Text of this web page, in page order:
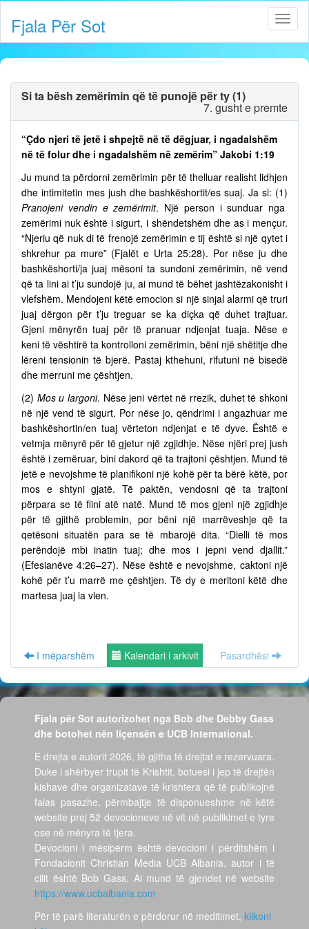
Fjala Për Sot
Si ta bësh zemërimin që të punojë për ty (1)
7. gusht e premte
“Çdo njeri të jetë i shpejtë në të dëgjuar, i ngadalshëm
në të folur dhe i ngadalshëm në zemërim” Jakobi 1:19
Ju mund ta përdorni zemërimin për të thelluar realisht lidhjen
dhe intimitetin mes jush dhe bashkëshortit/es suaj. Ja si: (1)
Pranojeni vendin e zemërimit. Një person i sunduar nga
zemërimi nuk është i sigurt, i shëndetshëm dhe as i mençur.
“Njeriu që nuk di të frenojë zemërimin e tij është si një qytet i
shkrehur pa mure” (Fjalët e Urta 25:28). Por nëse ju dhe
bashkëshorti/ja juaj mësoni ta sundoni zemërimin, në vend
që ta lini ai t’ju sundojë ju, ai mund të bëhet jashtëzakonisht i
vlefshëm. Mendojeni këtë emocion si një sinjal alarmi që truri
juaj dërgon për t’ju treguar se ka diçka që duhet trajtuar.
Gjeni mënyrën tuaj për të pranuar ndjenjat tuaja. Nëse e
keni të vështirë ta kontrolloni zemërimin, bëni një shëtitje dhe
lëreni tensionin të bjerë. Pastaj kthehuni, rifutuni në bisedë
dhe merruni me çështjen.
(2) Mos u largoni. Nëse jeni vërtet në rrezik, duhet të shkoni
në një vend të sigurt. Por nëse jo, qëndrimi i angazhuar me
bashkëshortin/en tuaj vërteton ndjenjat e të dyve. Është e
vetmja mënyrë për të gjetur një zgjidhje. Nëse njëri prej jush
është i zemëruar, bini dakord që ta trajtoni çështjen. Mund të
jetë e nevojshme të planifikoni një kohë për ta bërë këtë, por
mos e shtyni gjatë. Të paktën, vendosni që ta trajtoni
përpara se të flini atë natë. Mund të mos gjeni një zgjidhje
për të gjithë problemin, por bëni një marrëveshje që ta
qetësoni situatën para se të mbarojë dita. “Dielli të mos
perëndojë mbi inatin tuaj; dhe mos i jepni vend djallit.”
(Efesianëve 4:26–27). Nëse është e nevojshme, caktoni një
kohë për t’u marrë me çështjen. Të dy e meritoni këtë dhe
martesa juaj ia vlen.
I mëparshëm Kalendari i arkivit Pasardhësi
Fjala për Sot autorizohet nga Bob dhe Debby Gass
dhe botohet nën liçensën e UCB International.
E drejta e autorit 2026, të gjitha të drejtat e rezervuara.
Duke i shërbyer trupit të Krishtit, botuesi i jep të drejtën
kishave dhe organizatave të krishtera që të publikojnë
falas pasazhe, përmbajtje të disponueshme në këtë
website prej 52 devocioneve në vit në publikimet e tyre
ose në mënyra të tjera.
Devocioni i mësipërm është devocioni i përditshëm i
Fondacionit Christian Media UCB Albania, autor i të
cilit është Bob Gass. Ai mund të gjendet në website
https://www.ucbalbania.com
Për të parë literaturën e përdorur në meditimet, klikoni